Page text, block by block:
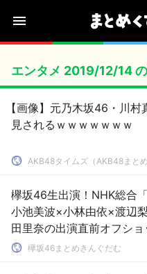
エンタメ 2019/12/14
【画像】元乃木坂46・川
見されるｗｗｗｗｗｗｗ
AKB48タイムズ（AKB48まとめ
欅坂46生出演！NHK総合
小池美波×小林由依×渡辺
田里奈の出演直前オフシ
欅坂46まとめきんぐだむ